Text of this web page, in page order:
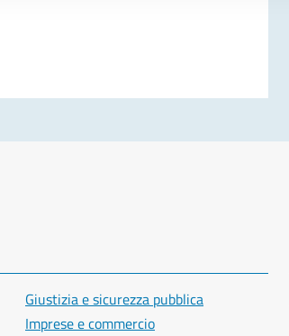
Giustizia e sicurezza pubblica
Imprese e commercio